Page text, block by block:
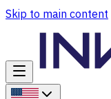
Skip to main content